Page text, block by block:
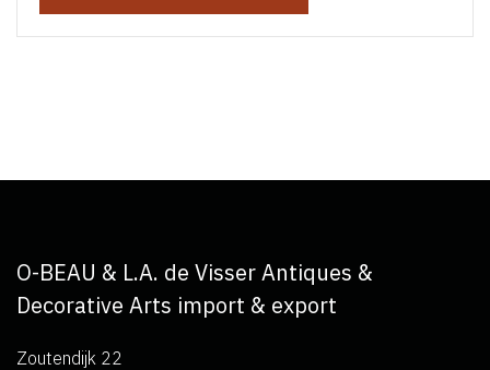
O-BEAU & L.A. de Visser Antiques &
Decorative Arts import & export
Zoutendijk 22